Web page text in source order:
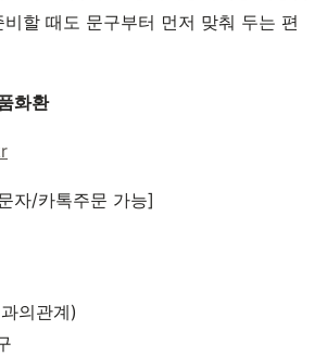
할 때도 문구부터 먼저 맞춰 두는 편
화환
자/카톡주문 가능]
의관계)